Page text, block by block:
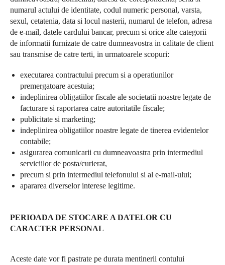
numarul actului de identitate, codul numeric personal, varsta,
sexul, cetatenia, data si locul nasterii, numarul de telefon, adresa
de e-mail, datele cardului bancar, precum si orice alte categorii
de informatii furnizate de catre dumneavostra in calitate de client
sau transmise de catre terti, in urmatoarele scopuri:
executarea contractului precum si a operatiunilor
premergatoare acestuia;
indeplinirea obligatiilor fiscale ale societatii noastre legate de
facturare si raportarea catre autoritatile fiscale;
publicitate si marketing;
indeplinirea obligatiilor noastre legate de tinerea evidentelor
contabile;
asigurarea comunicarii cu dumneavoastra prin intermediul
serviciilor de posta/curierat,
precum si prin intermediul telefonului si al e-mail-ului;
apararea diverselor interese legitime.
PERIOADA DE STOCARE A DATELOR CU
CARACTER PERSONAL
Aceste date vor fi pastrate pe durata mentinerii contului